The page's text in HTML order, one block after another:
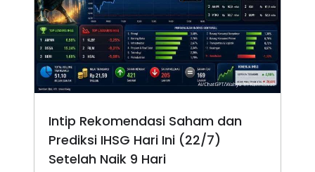
Intip Rekomendasi Saham dan
Prediksi IHSG Hari Ini (22/7)
Setelah Naik 9 Hari